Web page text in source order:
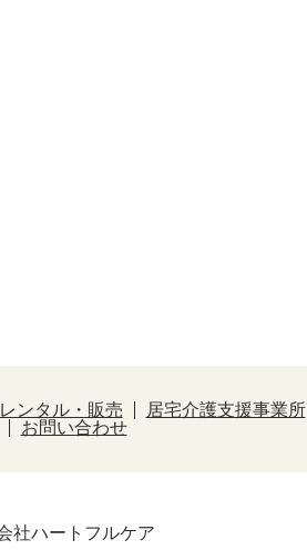
ンタル・販売 居宅介護支援事業所
お問い合わせ
社ハートフルケア